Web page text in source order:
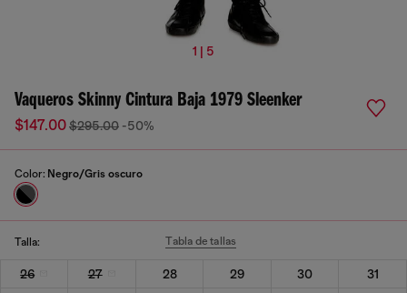
1 | 5
Vaqueros Skinny Cintura Baja 1979 Sleenker
$147.00$295.00 -50%
Color: Negro/Gris oscuro
Talla: Tabla de tallas
26 27 28 29 30
31